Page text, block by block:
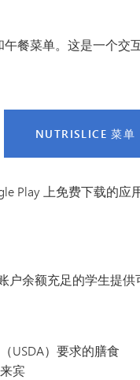
餐菜单。这是一个
NUTRISLICE 菜单
Play 上免费下载的
余额充足的学生提供
USDA）要求的膳食
宾